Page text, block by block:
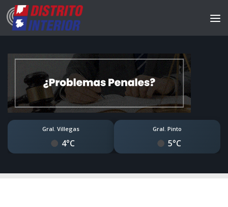
Gral. Villegas
4°C
Gral. Pinto
5°C